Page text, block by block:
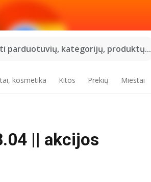
parduotuvių, kategorijų, produktų...
kosmetika Kitos Prekių Miestai
|| akcijos